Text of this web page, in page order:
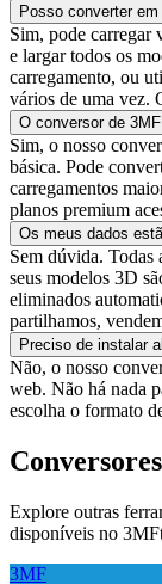
Posso converter
Sim, pode carregar
e largar todos os
carregamento, ou
vários de uma vez.
O conversor de
Sim, o nosso
básica. Pode
carregamentos
planos premium
Os meus dados
Sem dúvida. Todas
seus modelos 3D
eliminados
partilhamos,
Preciso de instalar
Não, o nosso
web. Não há nada
escolha o formato
Explore outras
disponíveis no
3MF